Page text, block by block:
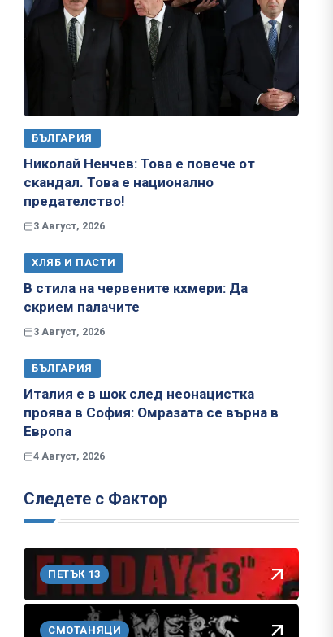
БЪЛГАРИЯ
Николай Ненчев: Това е повече от
скандал. Това е национално
предателство!
3 Август, 2026
ХЛЯБ И ПАСТИ
В стила на червените кхмери: Да
скрием палачите
3 Август, 2026
БЪЛГАРИЯ
Италия е в шок след неонацистка
проява в София: Омразата се върна в
Европа
4 Август, 2026
Следете с Фактор
ПЕТЪК 13
СМОТАНЯЦИ